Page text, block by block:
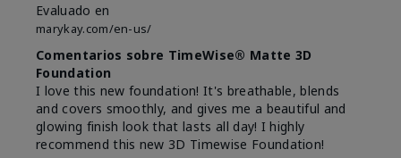
Evaluado en
marykay.com/en-us/
Comentarios sobre TimeWise® Matte 3D
Foundation
I love this new foundation! It's breathable, blends
and covers smoothly, and gives me a beautiful and
glowing finish look that lasts all day! I highly
recommend this new 3D Timewise Foundation!